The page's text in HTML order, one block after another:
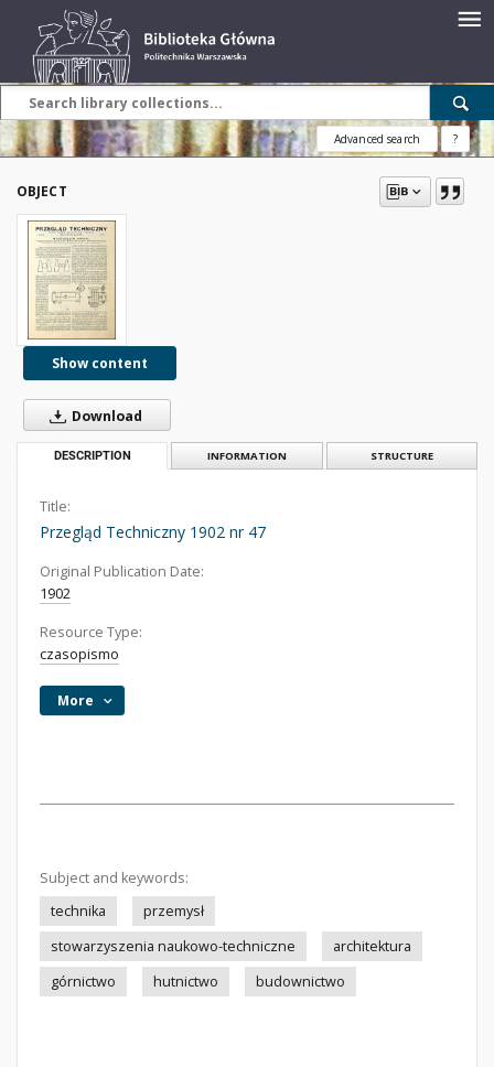
Advanced search ?
OBJECT
Show content
Download
DESCRIPTION INFORMATION STRUCTURE
Title:
Przegląd Techniczny 1902 nr 47
Original Publication Date:
1902
Resource Type:
czasopismo
More
Subject and keywords:
technika
przemysł
stowarzyszenia naukowo-techniczne
architektura
górnictwo
hutnictwo budownictwo